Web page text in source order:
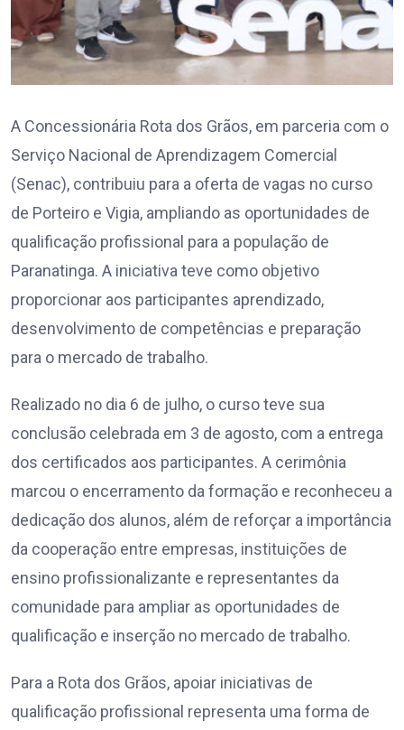
A Concessionária Rota dos Grãos, em parceria com o
Serviço Nacional de Aprendizagem Comercial
(Senac), contribuiu para a oferta de vagas no curso
de Porteiro e Vigia, ampliando as oportunidades de
qualificação profissional para a população de
Paranatinga. A iniciativa teve como objetivo
proporcionar aos participantes aprendizado,
desenvolvimento de competências e preparação
para o mercado de trabalho.
Realizado no dia 6 de julho, o curso teve sua
conclusão celebrada em 3 de agosto, com a entrega
dos certificados aos participantes. A cerimônia
marcou o encerramento da formação e reconheceu a
dedicação dos alunos, além de reforçar a importância
da cooperação entre empresas, instituições de
ensino profissionalizante e representantes da
comunidade para ampliar as oportunidades de
qualificação e inserção no mercado de trabalho.
Para a Rota dos Grãos, apoiar iniciativas de
qualificação profissional representa uma forma de